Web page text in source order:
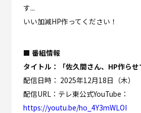
す...
いい加減HP作ってください！
■ 番組情報
タイトル：「佐久間さん、HP作らせ
配信日時： 2025年12月18日（木）
配信URL：テレ東公式YouTube：
https://youtu.be/ho_4Y3mWLOI